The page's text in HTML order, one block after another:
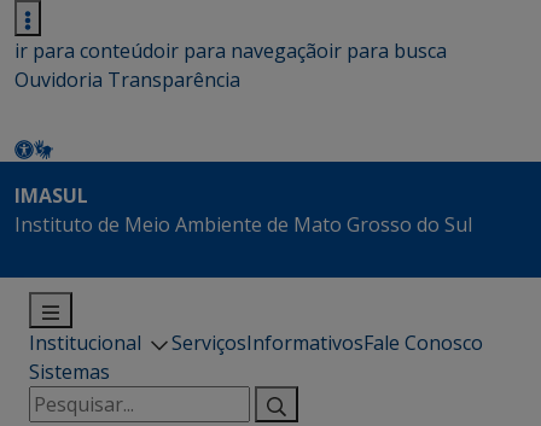
ir para conteúdoir para navegaçãoir para busca
Ouvidoria Transparência
IMASUL
Instituto de Meio Ambiente de Mato Grosso do Sul
Institucional ServiçosInformativosFale Conosco
Sistemas
Pesquisar